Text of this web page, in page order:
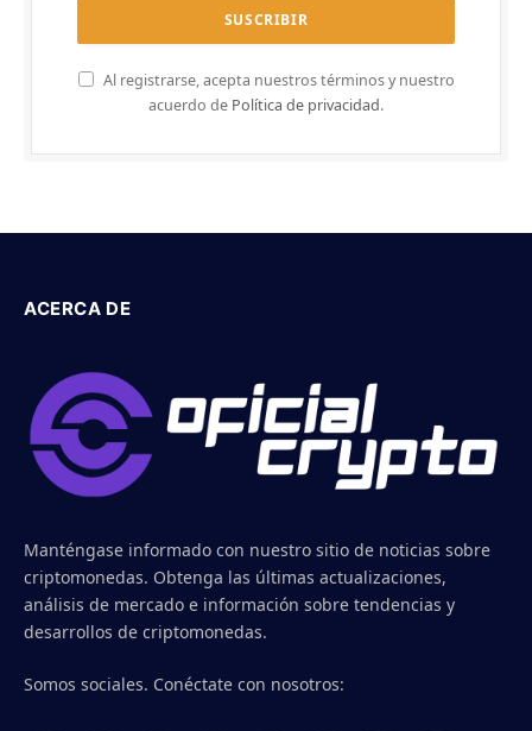
Al registrarse, acepta nuestros términos y nuestro
acuerdo de Política de privacidad.
ACERCA DE
Manténgase informado con nuestro sitio de noticias sobre
criptomonedas. Obtenga las últimas actualizaciones,
análisis de mercado e información sobre tendencias y
desarrollos de criptomonedas.
Somos sociales. Conéctate con nosotros: